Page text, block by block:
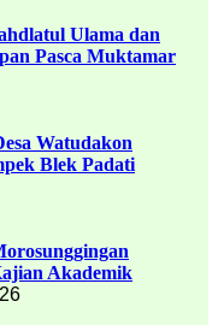
Ulama dan
Pasca Muktamar
Watudakon
Blek Padati
Akademik